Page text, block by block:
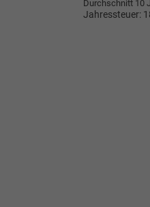
Durchschnitt 10
Jahressteuer: